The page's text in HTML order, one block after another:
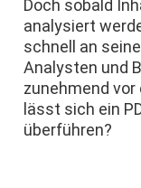
Doch sobald
analysiert
schnell an
Analysten und
zunehmend vor
lässt sich ein
überführen?